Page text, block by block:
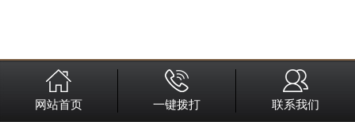
网站首页 一键拨打 联系我们